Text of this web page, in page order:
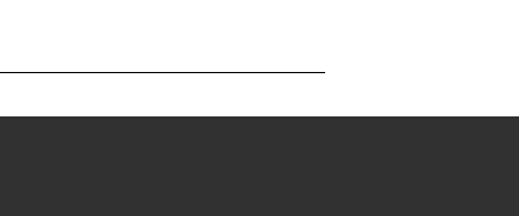
Scheibenbremsaufnahme,